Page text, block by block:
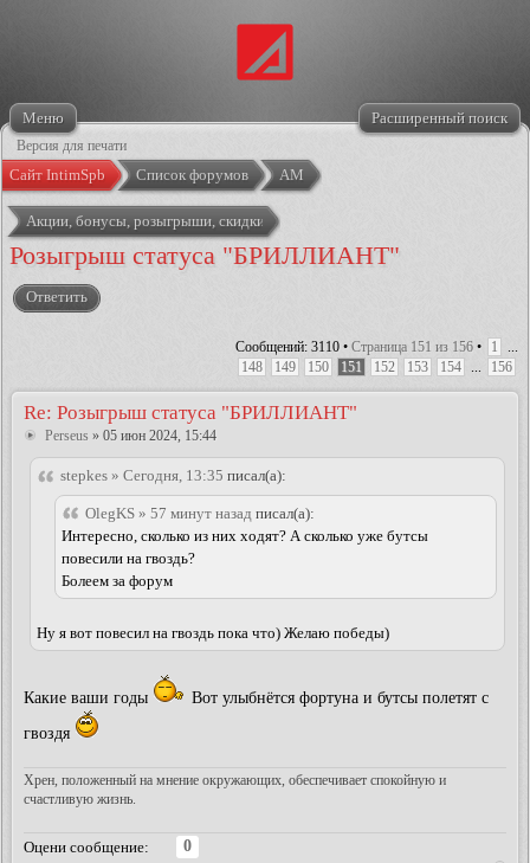
Меню Расширенный поиск
Версия для печати
Сайт IntimSpb Список форумов АМ
Акции, бонусы, розыгрыши, скидки
Розыгрыш статуса "БРИЛЛИАНТ"
Ответить
Сообщений: 3110 • Страница 151 из 156 • 1
...
148
149 150 151 152 153 154 ... 156
Re: Розыгрыш статуса "БРИЛЛИАНТ"
Perseus » 05 июн 2024, 15:44
stepkes » Сегодня, 13:35 писал(а):
OlegKS » 57 минут назад писал(а):
Интересно, сколько из них ходят? А сколько уже бутсы
повесили на гвоздь?
Болеем за форум
Ну я вот повесил на гвоздь пока что) Желаю победы)
Какие ваши годы
Вот улыбнётся фортуна и бутсы полетят с
гвоздя
Хрен, положенный на мнение окружающих, обеспечивает спокойную и
счастливую жизнь.
Оцени сообщение:
0